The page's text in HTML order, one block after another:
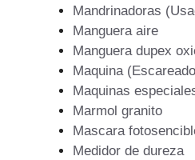
Mandrinadoras
Manguera aire
Manguera dupex
Maquina
Maquinas
Marmol granito
Mascara
Medidor de dureza